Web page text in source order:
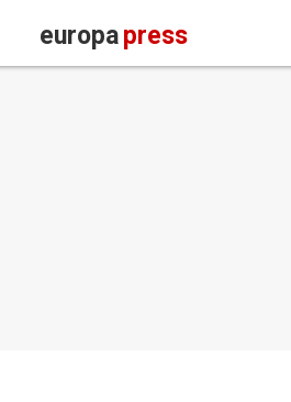
europapress